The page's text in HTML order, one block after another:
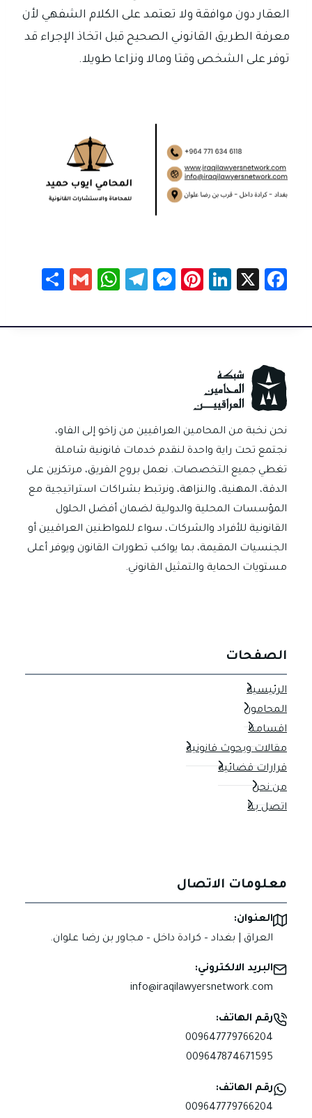
العقار دون موافقة ولا تعتمد على الكلام الشفهي لأن
معرفة الطريق القانوني الصحيح قبل اتخاذ الإجراء قد
توفر على الشخص وقتا ومالا ونزاعا طويلا.
Fa
e
o
ok
X
Li
e
Pi
er
M
se
Te
gr
W
at
G
ail
ar
نحن نخبة من المحامين العراقيين من زاخو إلى الفاو،
نجتمع تحت راية واحدة لنقدم خدمات قانونية شاملة
تغطي جميع التخصصات. نعمل بروح الفريق، مرتكزين على
الدقة، المهنية، والنزاهة، ونرتبط بشراكات استراتيجية مع
المؤسسات المحلية والدولية لضمان أفضل الحلول
القانونية للأفراد والشركات، سواء للمواطنين العراقيين أو
الجنسيات المقيمة، بما يواكب تطورات القانون ويوفر أعلى
مستويات الحماية والتمثيل القانوني.
الصفحات
الرئيسية
المحامون
اقسامنا
مقالات وبحوث قانونية
قرارات قضائية
من نحن
اتصل بنا
معلومات الاتصال
العنوان:
العراق | بغداد – كرادة داخل – مجاور بن رضا علوان.
البريد الالكتروني:
info@iraqilawyersnetwork.com
رقم الهاتف:
009647779766204
009647874671595
رقم الهاتف:
009647779766204